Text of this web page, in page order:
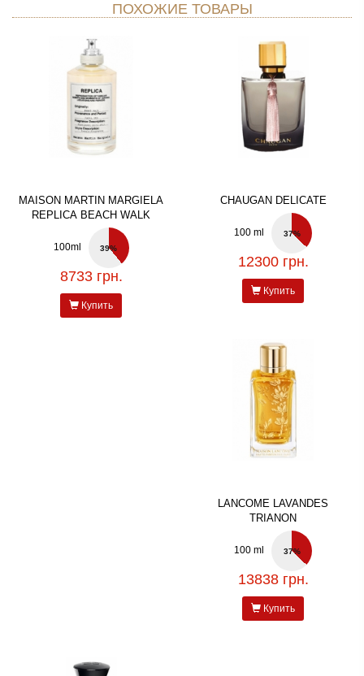
ПОХОЖИЕ ТОВАРЫ
MAISON MARTIN MARGIELA
REPLICA BEACH WALK
100ml 39%
8733 грн.
Купить
CHAUGAN DELICATE
100 ml 37%
12300 грн.
Купить
LANCOME LAVANDES
TRIANON
100 ml 37%
13838 грн.
Купить